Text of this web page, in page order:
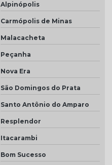
Alpinópolis
Carmópolis de Minas
Malacacheta
Peçanha
Nova Era
São Domingos do Prata
Santo Antônio do Amparo
Resplendor
Itacarambi
Bom Sucesso